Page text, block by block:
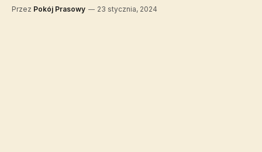
Przez Pokój Prasowy 23 stycznia, 2024